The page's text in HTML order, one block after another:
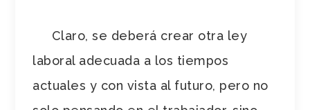
Claro, se deberá crear otra ley
laboral adecuada a los tiempos
actuales y con vista al futuro, pero no